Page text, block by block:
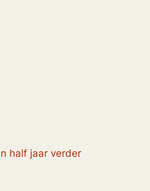
half jaar verder